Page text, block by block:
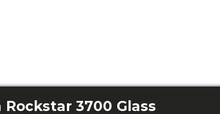
Rockstar 3700 Glass